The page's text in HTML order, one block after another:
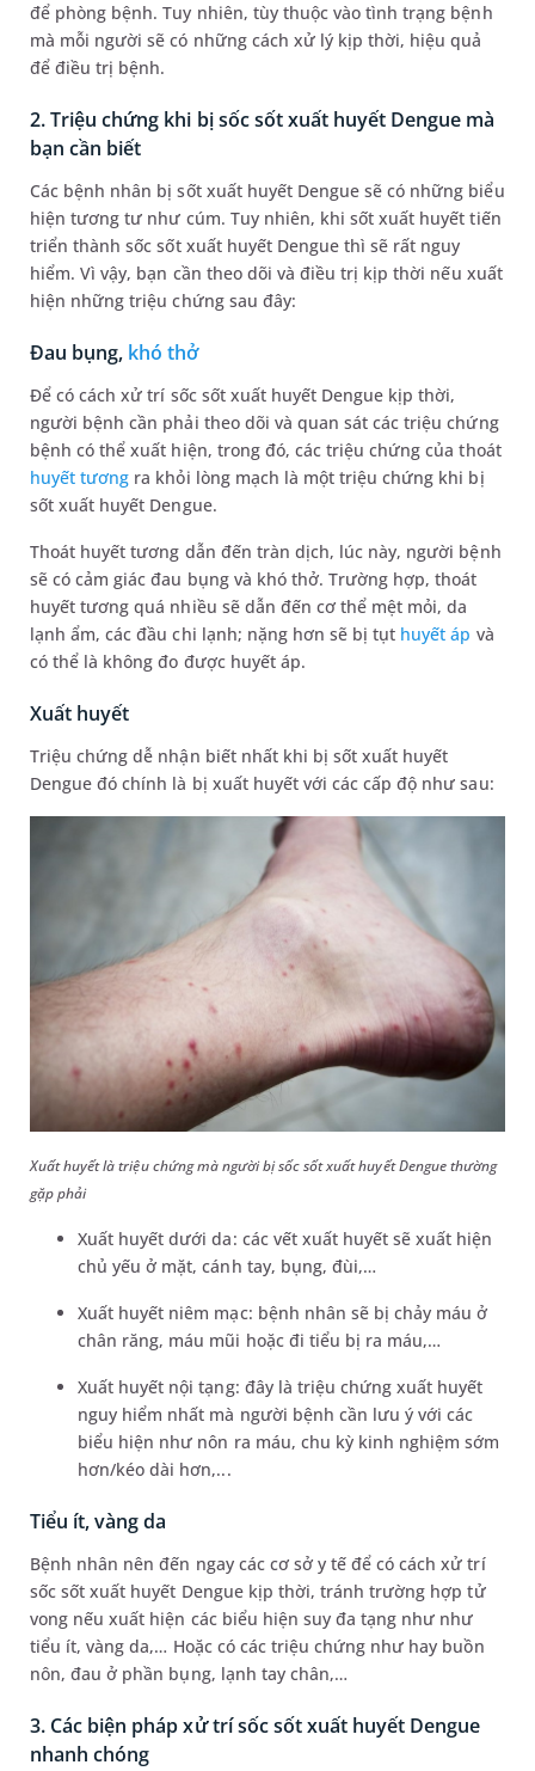
để phòng bệnh. Tuy nhiên, tùy thuộc vào tình trạng bệnh
mà mỗi người sẽ có những cách xử lý kịp thời, hiệu quả
để điều trị bệnh.
2. Triệu chứng khi bị sốc sốt xuất huyết Dengue mà
bạn cần biết
Các bệnh nhân bị sốt xuất huyết Dengue sẽ có những biểu
hiện tương tư như cúm. Tuy nhiên, khi sốt xuất huyết tiến
triển thành sốc sốt xuất huyết Dengue thì sẽ rất nguy
hiểm. Vì vậy, bạn cần theo dõi và điều trị kịp thời nếu xuất
hiện những triệu chứng sau đây:
Đau bụng, khó thở
Để có cách xử trí sốc sốt xuất huyết Dengue kịp thời,
người bệnh cần phải theo dõi và quan sát các triệu chứng
bệnh có thể xuất hiện, trong đó, các triệu chứng của thoát
huyết tương ra khỏi lòng mạch là một triệu chứng khi bị
sốt xuất huyết Dengue.
Thoát huyết tương dẫn đến tràn dịch, lúc này, người bệnh
sẽ có cảm giác đau bụng và khó thở. Trường hợp, thoát
huyết tương quá nhiều sẽ dẫn đến cơ thể mệt mỏi, da
lạnh ẩm, các đầu chi lạnh; nặng hơn sẽ bị tụt huyết áp và
có thể là không đo được huyết áp.
Xuất huyết
Triệu chứng dễ nhận biết nhất khi bị sốt xuất huyết
Dengue đó chính là bị xuất huyết với các cấp độ như sau:
Xuất huyết là triệu chứng mà người bị sốc sốt xuất huyết Dengue thường
gặp phải
Xuất huyết dưới da: các vết xuất huyết sẽ xuất hiện
chủ yếu ở mặt, cánh tay, bụng, đùi,…
Xuất huyết niêm mạc: bệnh nhân sẽ bị chảy máu ở
chân răng, máu mũi hoặc đi tiểu bị ra máu,…
Xuất huyết nội tạng: đây là triệu chứng xuất huyết
nguy hiểm nhất mà người bệnh cần lưu ý với các
biểu hiện như nôn ra máu, chu kỳ kinh nghiệm sớm
hơn/kéo dài hơn,...
Tiểu ít, vàng da
Bệnh nhân nên đến ngay các cơ sở y tế để có cách xử trí
sốc sốt xuất huyết Dengue kịp thời, tránh trường hợp tử
vong nếu xuất hiện các biểu hiện suy đa tạng như như
tiểu ít, vàng da,… Hoặc có các triệu chứng như hay buồn
nôn, đau ở phần bụng, lạnh tay chân,…
3. Các biện pháp xử trí sốc sốt xuất huyết Dengue
nhanh chóng